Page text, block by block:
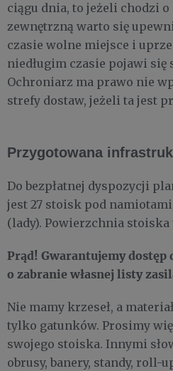
ciągu dnia, to jeżeli chodzi o
zewnętrzną warto się
czasie wolne miejsce i
niedługim czasie pojawi się
Ochroniarz ma prawo nie
strefy dostaw, jeżeli ta jest
Przygotowana
Do bezpłatnej dyspozycji
jest 27 stoisk pod
(lady). Powierzchnia stoiska
Prąd! Gwarantujemy
o zabranie własnej listy
Nie mamy krzeseł, a
tylko gatunków. Prosimy
swojego stoiska. Innymi
obrusy, banery, standy, roll-